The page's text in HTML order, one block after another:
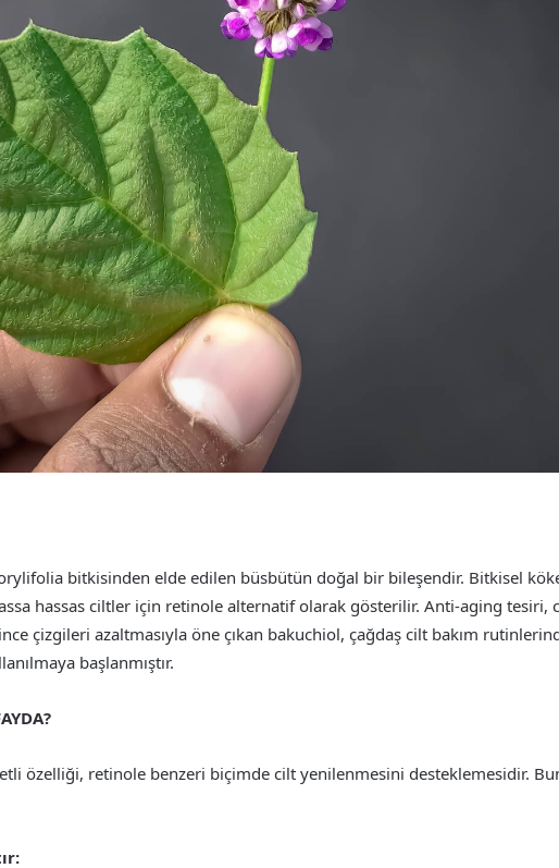
bitkisinden elde edilen büsbütün doğal bir bileşendir. Bitkisel
hassas ciltler için retinole alternatif olarak gösterilir. Anti-aging tesiri,
çizgileri azaltmasıyla öne çıkan bakuchiol, çağdaş cilt bakım
başlanmıştır.
özelliği, retinole benzeri biçimde cilt yenilenmesini desteklemesidir.